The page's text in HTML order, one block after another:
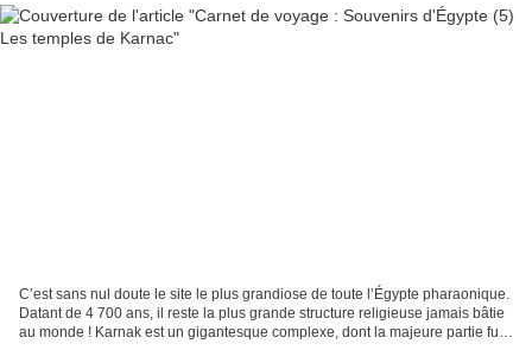
C’est sans nul doute le site le plus grandiose de toute l’Égypte pharaonique.
Datant de 4 700 ans, il reste la plus grande structure religieuse jamais bâtie
au monde ! Karnak est un gigantesque complexe, dont la majeure partie fut